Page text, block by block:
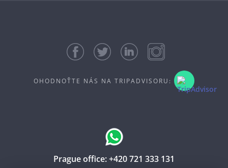
OHODNOŤTE NÁS NA TRIPADVISORU:
Prague office:+420 721 333 131